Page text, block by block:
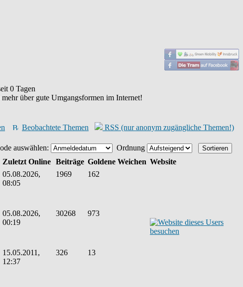
0 Tagen
über gute Umgangsformen im Internet!
Beobachtete Themen RSS (nur anonym zugängliche Themen!)
auswählen:
Ordnung
Zuletzt Online Beiträge Goldene Weichen Website
05.08.2026,
08:05
1969 162
05.08.2026,
00:19
30268 973
15.05.2011,
12:37
326 13